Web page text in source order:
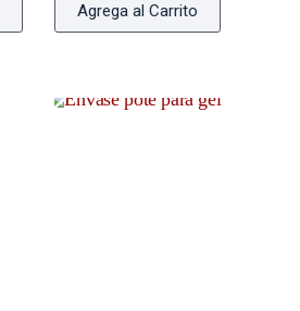
Agrega al Carrito